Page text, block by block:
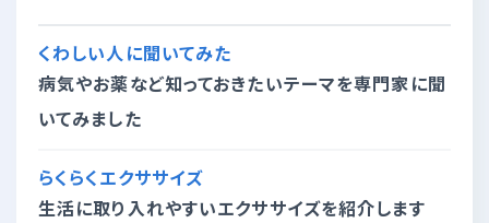
くわしい人に聞いてみた
病気やお薬など知っておきたいテーマを専門家に聞
いてみました
らくらくエクササイズ
生活に取り入れやすいエクササイズを紹介します